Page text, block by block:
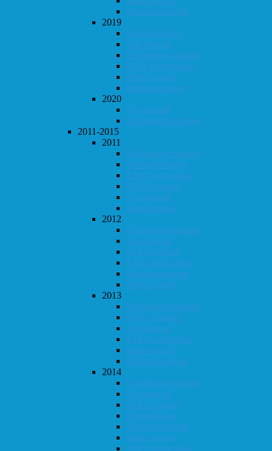
Høstturneringen
2019
KM i lynsjakk
Vår-konrad
Klubbmesterskapet
KM i Hurtigsjakk
Høst-konrad
Høstturneringen
2020
Vår-konrad
Klubbmesterskapet
2011-2015
2011
Klubbmesterskapet
Høstturneringen
KM i hurtigsjakk
KM i lynsjakk
Vår-konrad
Høst-konrad
2012
Klubbmesterskapet
Vår-konrad
KM i lynsjakk
KM i hurtigsjakk
Høstturneringen
Høst-konrad
2013
Klubbmesterskapet
KM i lynsjakk
Vår-konrad
KM i hurtigsjakk
Høst-konrad
Høstturneringen
2014
Klubbmesterskapet
Vår-konrad
KM i lynsjakk
Dobbeltsjakk
Høstturneringen
Høst-konrad
KM i hurtigsjakk